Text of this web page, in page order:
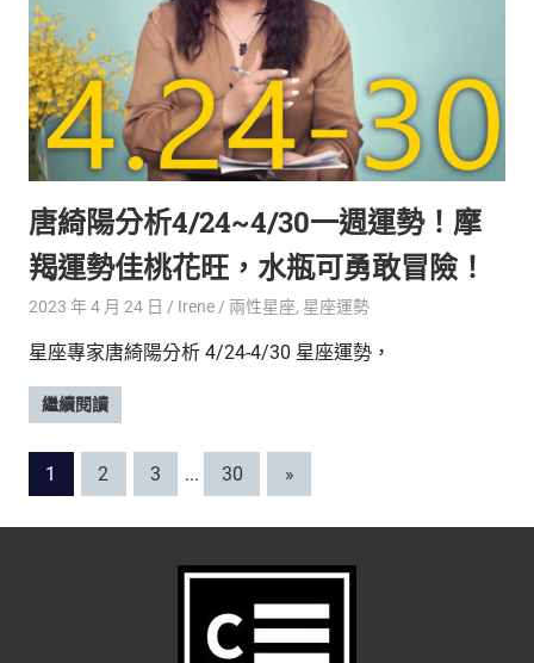
唐綺陽分析4/24~4/30一週運勢！摩
羯運勢佳桃花旺，水瓶可勇敢冒險！
2023 年 4 月 24 日 Irene 兩性星座, 星座運勢
星座專家唐綺陽分析 4/24-4/30 星座運勢，
繼續閱讀
文
章
1 2 3 ... 30
Next
Posts
»